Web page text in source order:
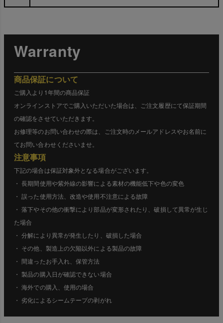
Warranty
商品保証について
ご購入より1年間の商品保証
オンラインストアでご購入いただいた場合は、ご注文履歴にて保証期間
の確認をさせていただきます。
お修理等のお問い合わせの際は、ご注文時のメールアドレスやお名前に
てお問い合わせくださいませ。
注意事項
下記の場合は保証対象外となる場合がございます。
・ 長期間使用や紫外線の影響による素材の機能低下や色の変色
・ 誤った使用方法、改造や使用不注意による故障
・ 落下やその他の衝撃により部品が変形されたり、破損して異常が生じ
た場合
・ 分解により異常が発生したり、破損した場合
・ その他、製造上の欠陥以外による製品の故障
・ 間違ったお手入れ、保管方法
・ 製品の購入日が確認できない場合
・ 海外での購入、使用の場合
・ 劣化によるシームテープの剥がれ